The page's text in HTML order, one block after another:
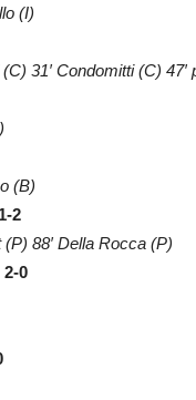
(I)
31′ Condomitti (C) 47′
(B)
1-2
88′ Della Rocca (P)
2-0